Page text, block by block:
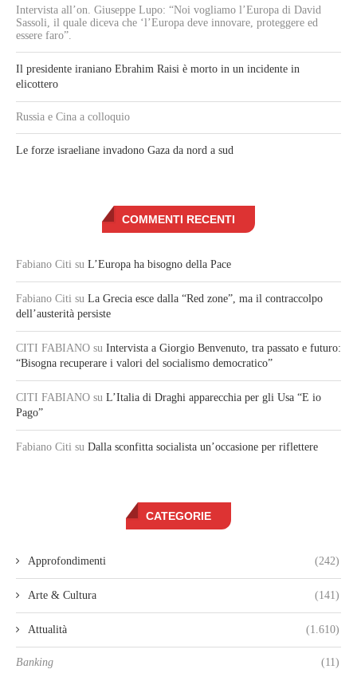
Intervista all’on. Giuseppe Lupo: “Noi vogliamo l’Europa di David
Sassoli, il quale diceva che ‘l’Europa deve innovare, proteggere ed
essere faro”.
Il presidente iraniano Ebrahim Raisi è morto in un incidente in
elicottero
Russia e Cina a colloquio
Le forze israeliane invadono Gaza da nord a sud
COMMENTI RECENTI
Fabiano Citi su L’Europa ha bisogno della Pace
Fabiano Citi su La Grecia esce dalla “Red zone”, ma il contraccolpo
dell’austerità persiste
CITI FABIANO su Intervista a Giorgio Benvenuto, tra passato e futuro:
“Bisogna recuperare i valori del socialismo democratico”
CITI FABIANO su L’Italia di Draghi apparecchia per gli Usa “E io
Pago”
Fabiano Citi su Dalla sconfitta socialista un’occasione per riflettere
CATEGORIE
Approfondimenti (242)
Arte & Cultura (141)
Attualità (1.610)
Banking (11)